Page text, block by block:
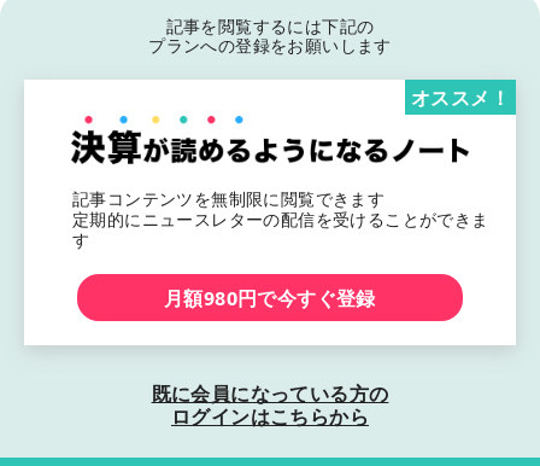
記事を閲覧するには下記の
プランへの登録をお願いします
記事コンテンツを無制限に閲覧できます
定期的にニュースレターの配信を受けることができま
す
オススメ！
月額980円で今すぐ登録
既に会員になっている方の
ログインはこちらから